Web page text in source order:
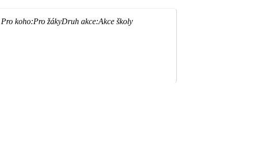
Pro koho:Pro žákyDruh akce:Akce školy